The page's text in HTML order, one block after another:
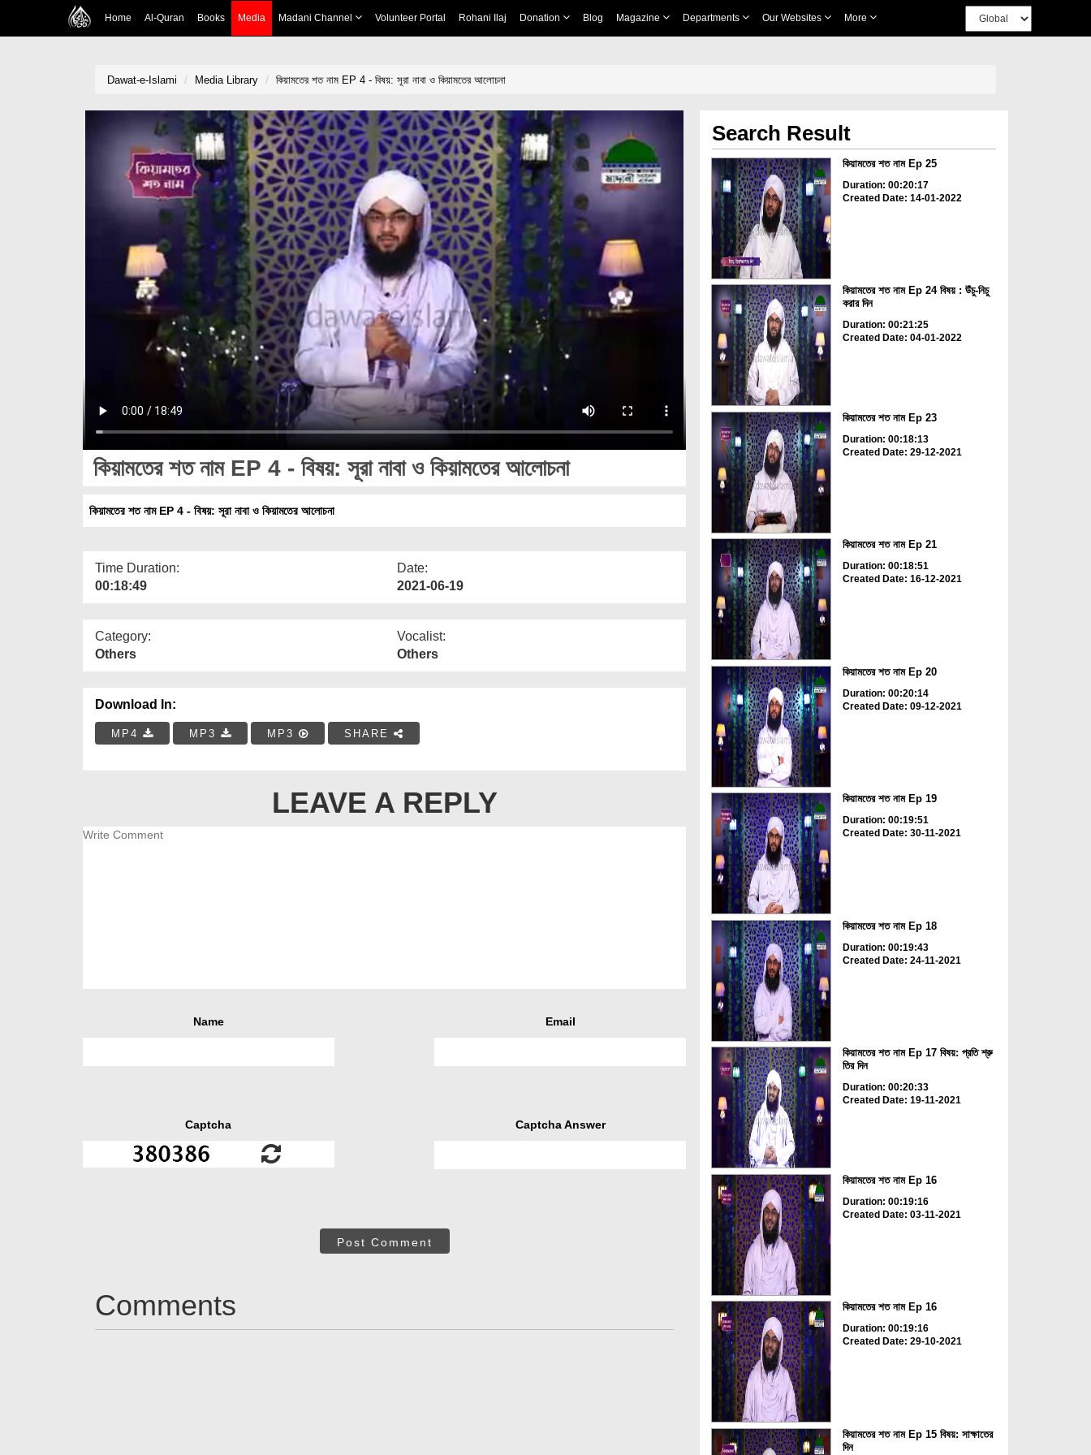
Home Al-Quran Books Media Madani Channel Volunteer Portal Rohani Ilaj Donation Blog Magazine Departments Our Websites More
Dawat-e-Islami Media Library কিয়ামতের শত নাম EP 4 - বিষয়: সূরা নাবা ও কিয়ামতের আলোচনা
কিয়ামতের শত নাম EP 4 - বিষয়: সূরা নাবা ও কিয়ামতের আলোচনা
কিয়ামতের শত নাম EP 4 - বিষয়: সূরা নাবা ও কিয়ামতের আলোচনা
Time Duration:
00:18:49
Date:
2021-06-19
Category:
Others
Vocalist:
Others
Download In:
MP4 MP3 MP3 SHARE
LEAVE A REPLY
Name Email
Captcha Captcha Answer
Post Comment
Comments
Search Result
কিয়ামতের শত নাম Ep 25
Duration: 00:20:17
Created Date: 14-01-2022
কিয়ামতের শত নাম Ep 24 বিষয় : উঁচু-নিচু
করার দিন
Duration: 00:21:25
Created Date: 04-01-2022
কিয়ামতের শত নাম Ep 23
Duration: 00:18:13
Created Date: 29-12-2021
কিয়ামতের শত নাম Ep 21
Duration: 00:18:51
Created Date: 16-12-2021
কিয়ামতের শত নাম Ep 20
Duration: 00:20:14
Created Date: 09-12-2021
কিয়ামতের শত নাম Ep 19
Duration: 00:19:51
Created Date: 30-11-2021
কিয়ামতের শত নাম Ep 18
Duration: 00:19:43
Created Date: 24-11-2021
কিয়ামতের শত নাম Ep 17 বিষয়: প্রতি শ্রু
তির দিন
Duration: 00:20:33
Created Date: 19-11-2021
কিয়ামতের শত নাম Ep 16
Duration: 00:19:16
Created Date: 03-11-2021
কিয়ামতের শত নাম Ep 16
Duration: 00:19:16
Created Date: 29-10-2021
কিয়ামতের শত নাম Ep 15 বিষয়: সাক্ষাতের
দিন